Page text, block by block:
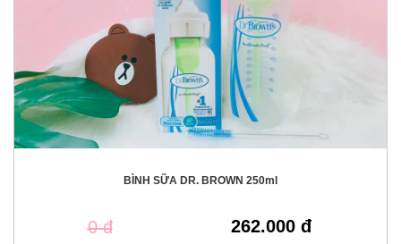
BÌNH SỮA DR. BROWN 250ml
0 đ 262.000 đ